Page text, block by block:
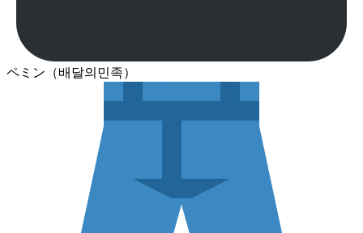
ペミン（배달의민족）